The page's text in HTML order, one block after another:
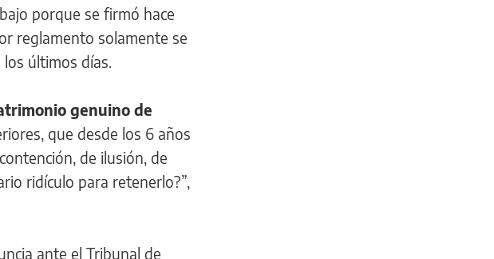
porque se firmó hace
reglamento solamente se
últimos días.
genuino de
que desde los 6 años
de ilusión, de
ridículo para retenerlo?”,
ante el Tribunal de